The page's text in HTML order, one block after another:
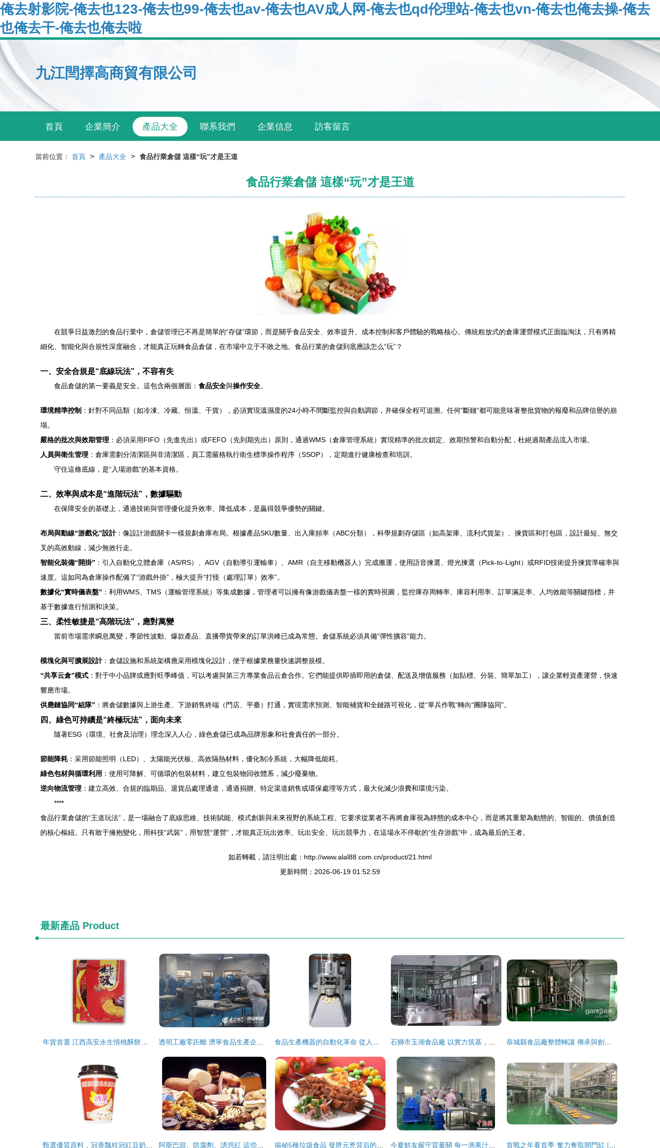
俺去射影院-俺去也123-俺去也99-俺去也av-俺去也AV成人网-俺去也qd伦理站-俺去也vn-俺去也俺去操-俺去
也俺去干-俺去也俺去啦
九江閆擇高商貿有限公司
首頁 企業簡介 產品大全 聯系我們 企業信息 訪客留言
當前位置： 首頁 > 產品大全 > 食品行業倉儲 這樣“玩”才是王道
食品行業倉儲 這樣“玩”才是王道
在競爭日益激烈的食品行業中，倉儲管理已不再是簡單的“存儲”環節，而是關乎食品安全、效率提升、成本控制和客戶體驗的戰略核心。傳統粗放式的倉庫運營模式正面臨淘汰，只有將精
細化、智能化與合規性深度融合，才能真正玩轉食品倉儲，在市場中立于不敗之地。食品行業的倉儲到底應該怎么“玩”？
一、安全合規是“底線玩法”，不容有失
食品倉儲的第一要義是安全。這包含兩個層面： 食品安全與操作安全。
環境精準控制 ：針對不同品類（如冷凍、冷藏、恒溫、干貨），必須實現溫濕度的24小時不間斷監控與自動調節，并確保全程可追溯。任何“斷鏈”都可能意味著整批貨物的報廢和品牌信譽的崩
塌。
嚴格的批次與效期管理 ：必須采用FIFO（先進先出）或FEFO（先到期先出）原則，通過WMS（倉庫管理系統）實現精準的批次鎖定、效期預警和自動分配，杜絕過期產品流入市場。
人員與衛生管理 ：倉庫需劃分清潔區與非清潔區，員工需嚴格執行衛生標準操作程序（SSOP），定期進行健康檢查和培訓。
守住這條底線，是“入場游戲”的基本資格。
二、效率與成本是“進階玩法”，數據驅動
在保障安全的基礎上，通過技術與管理優化提升效率、降低成本，是贏得競爭優勢的關鍵。
布局與動線“游戲化”設計：像設計游戲關卡一樣規劃倉庫布局。根據產品SKU數量、出入庫頻率（ABC分類），科學規劃存儲區（如高架庫、流利式貨架）、揀貨區和打包區，設計最短、無交
叉的高效動線，減少無效行走。
智能化裝備“開掛” ：引入自動化立體倉庫（AS/RS）、AGV（自動導引運輸車）、AMR（自主移動機器人）完成搬運，使用語音揀選、燈光揀選（Pick-to-Light）或RFID技術提升揀貨準確率與
速度。這如同為倉庫操作配備了“游戲外掛”，極大提升“打怪（處理訂單）效率”。
數據化“實時儀表盤” ：利用WMS、TMS（運輸管理系統）等集成數據，管理者可以擁有像游戲儀表盤一樣的實時視圖，監控庫存周轉率、庫容利用率、訂單滿足率、人均效能等關鍵指標，并
基于數據進行預測和決策。
三、柔性敏捷是“高階玩法”，應對萬變
當前市場需求瞬息萬變，季節性波動、爆款產品、直播帶貨帶來的訂單洪峰已成為常態。倉儲系統必須具備“彈性擴容”能力。
模塊化與可擴展設計：倉儲設施和系統架構應采用模塊化設計，便于根據業務量快速調整規模。
“共享云倉”模式 ：對于中小品牌或應對旺季峰值，可以考慮與第三方專業食品云倉合作。它們能提供即插即用的倉儲、配送及增值服務（如貼標、分裝、簡單加工），讓企業輕資產運營，快速
響應市場。
供應鏈協同“組隊” ：將倉儲數據與上游生產、下游銷售終端（門店、平臺）打通，實現需求預測、智能補貨和全鏈路可視化，從“單兵作戰”轉向“團隊協同”。
四、綠色可持續是“終極玩法”，面向未來
隨著ESG（環境、社會及治理）理念深入人心，綠色倉儲已成為品牌形象和社會責任的一部分。
節能降耗 ：采用節能照明（LED）、太陽能光伏板、高效隔熱材料，優化制冷系統，大幅降低能耗。
綠色包材與循環利用 ：使用可降解、可循環的包裝材料，建立包裝物回收體系，減少廢棄物。
逆向物流管理 ：建立高效、合規的臨期品、退貨品處理通道，通過捐贈、特定渠道銷售或環保處理等方式，最大化減少浪費和環境污染。
****
食品行業倉儲的“王道玩法”，是一場融合了底線思維、技術賦能、模式創新與未來視野的系統工程。它要求從業者不再將倉庫視為靜態的成本中心，而是將其重塑為動態的、智能的、價值創造
的核心樞紐。只有敢于擁抱變化，用科技“武裝”，用智慧“運營”，才能真正玩出效率、玩出安全、玩出競爭力，在這場永不停歇的“生存游戲”中，成為最后的王者。
如若轉載，請注明出處：http://www.alal88.com.cn/product/21.html
更新時間：2026-06-19 01:52:59
最新產品 Product